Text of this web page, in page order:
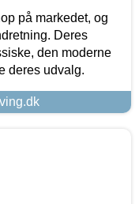
på markedet, og
Deres
den moderne
deres udvalg.